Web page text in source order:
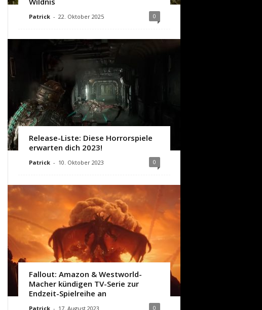
Patrick - 22. Oktober 2025 0
Release-Liste: Diese Horrorspiele
erwarten dich 2023!
Patrick - 10. Oktober 2023 0
Fallout: Amazon & Westworld-
Macher kündigen TV-Serie zur
Endzeit-Spielreihe an
Patrick - 17. August 2023 0